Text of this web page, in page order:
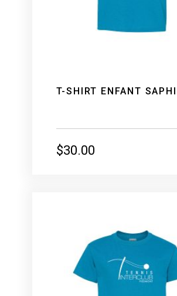
T-SHIRT ENFANT
$30.00